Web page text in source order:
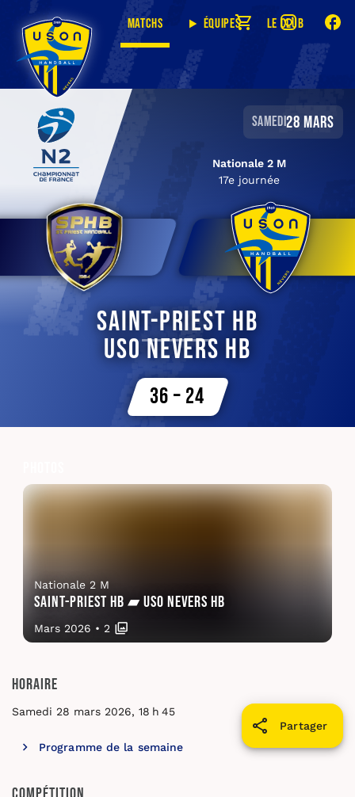
Matchs Équipes Le club
samedi28 mars
Nationale 2 M
17e journée
Saint-Priest HB
USO Nevers HB
36 – 24
Nationale 2 M
Saint-Priest HB ▰ USO Nevers HB
Mars 2026 • 2
Horaire
Partager
Samedi 28 mars 2026, 18 h 45
Programme de la semaine